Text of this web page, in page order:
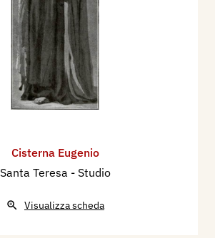
Cisterna Eugenio
Santa Teresa - Studio
Visualizza scheda